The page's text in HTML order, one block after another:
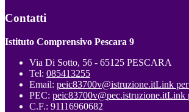
Contatti
Istituto Comprensivo Pescara 9
Via Di Sotto, 56 - 65125 PESCARA
Tel: 085413255
Email: peic83700v@istruzione.itLink
PEC: peic83700v@pec.istruzione.itLink
C.F.: 91116960682